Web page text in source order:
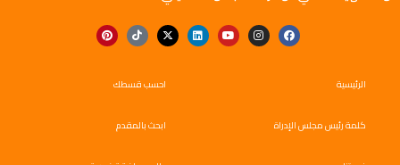
الرئيسية
كلمة رئيس مجلس الإدراة
احسب قسطك
ابحث بالمقدم